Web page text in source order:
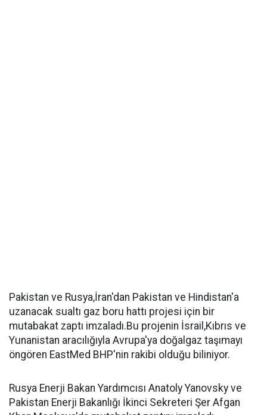
Pakistan ve Rusya,İran'dan Pakistan ve Hindistan'a
uzanacak sualtı gaz boru hattı projesi için bir
mutabakat zaptı imzaladı.Bu projenin İsrail,Kıbrıs ve
Yunanistan aracılığıyla Avrupa'ya doğalgaz taşımayı
öngören EastMed BHP'nin rakibi olduğu biliniyor.
Rusya Enerji Bakan Yardımcısı Anatoly Yanovsky ve
Pakistan Enerji Bakanlığı İkinci Sekreteri Şer Afgan